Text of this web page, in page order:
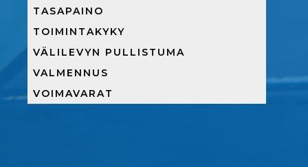
TASAPAINO
TOIMINTAKYKY
VÄLILEVYN PULLISTUMA
VALMENNUS
VOIMAVARAT